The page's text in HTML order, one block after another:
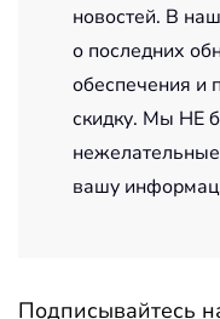
новостей. В
о последних
обеспечения и
скидку. Мы НЕ
вашу
Подписывайтесь